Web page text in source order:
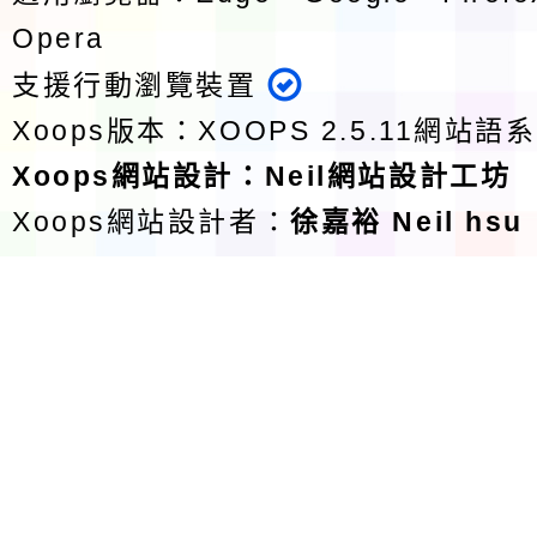
Opera
支援行動瀏覽裝置
Xoops版本： XOOPS 2.5.11網站語
Xoops網站設計 ： Neil網站設計工坊
Xoops網站設計者：徐嘉裕 Neil hsu